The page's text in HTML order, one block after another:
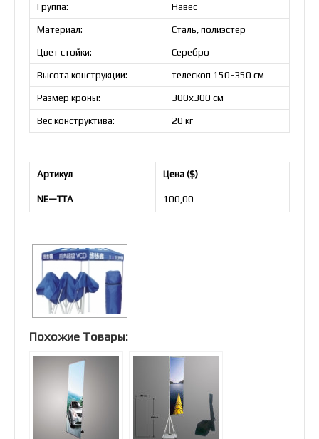
Группа: Навес
Материал: Сталь, полиэстер
Цвет стойки: Серебро
Высота конструкции: телескоп 150-350 см
Размер кроны: 300х300 см
Вес конструктива: 20 кг
Артикул Цена ($)
NE—TTA 100,00
Похожие Товары: